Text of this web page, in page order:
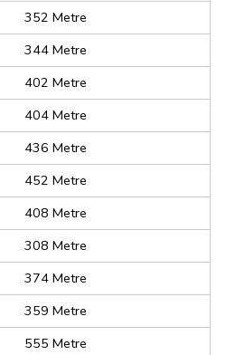
352 Metre
344 Metre
402 Metre
404 Metre
436 Metre
452 Metre
408 Metre
308 Metre
374 Metre
359 Metre
555 Metre